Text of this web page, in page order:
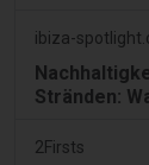
ibiza-
Stränden:
2Firsts